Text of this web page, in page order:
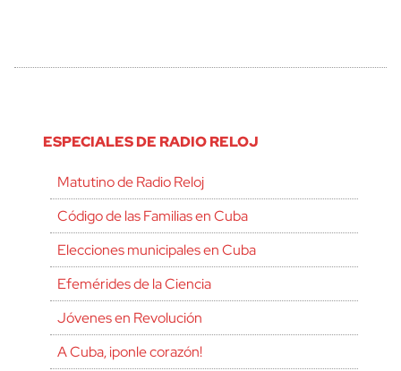
ESPECIALES DE RADIO RELOJ
Matutino de Radio Reloj
Código de las Familias en Cuba
Elecciones municipales en Cuba
Efemérides de la Ciencia
Jóvenes en Revolución
A Cuba, ¡ponle corazón!